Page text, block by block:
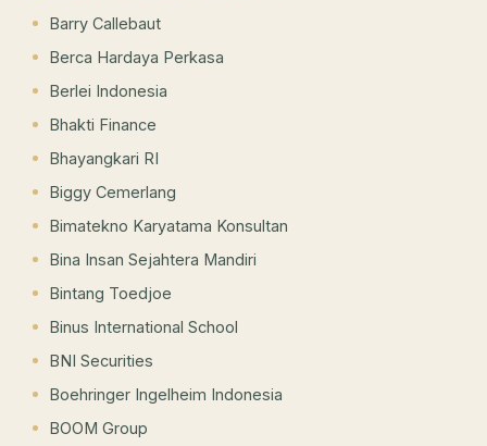
Barry Callebaut
Berca Hardaya Perkasa
Berlei Indonesia
Bhakti Finance
Bhayangkari RI
Biggy Cemerlang
Bimatekno Karyatama Konsultan
Bina Insan Sejahtera Mandiri
Bintang Toedjoe
Binus International School
BNI Securities
Boehringer Ingelheim Indonesia
BOOM Group